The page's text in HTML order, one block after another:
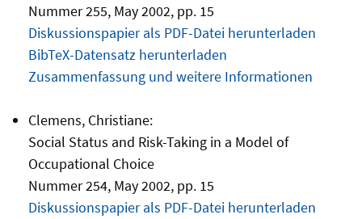
Nummer 255, May 2002, pp. 15
Diskussionspapier als PDF-Datei herunterladen
BibTeX-Datensatz herunterladen
Zusammenfassung und weitere Informationen
Clemens, Christiane:
Social Status and Risk-Taking in a Model of
Occupational Choice
Nummer 254, May 2002, pp. 15
Diskussionspapier als PDF-Datei herunterladen